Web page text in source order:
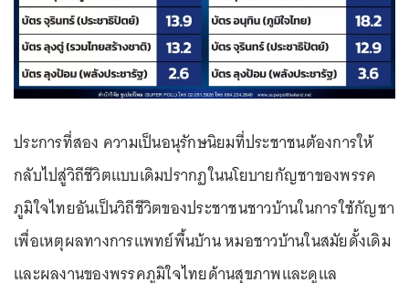
ประการที่สอง ความเป็นอนุรักษนิยมที่ประชาชนต้องการให้
กลับไปสู่วิถีชีวิตแบบเดิมปรากฏในนโยบายกัญชาของพรรค
ภูมิใจไทยอันเป็นวิถีชีวิตของประชาชนชาวบ้านในการใช้กัญชา
เพื่อเหตุผลทางการแพทย์พื้นบ้าน หมอชาวบ้านในสมัยดั้งเดิม
และผลงานของพรรคภูมิใจไทยด้านสุขภาพและดูแล